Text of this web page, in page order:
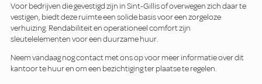
Voor bedrijven die gevestigd zijn in Sint-Gillis of overwegen zich daar te
vestigen, biedt deze ruimte een solide basis voor een zorgeloze
verhuizing. Rendabiliteit en operationeel comfort zijn
sleutelelementen voor een duurzame huur.
Neem vandaag nog contact met ons op voor meer informatie over dit
kantoor te huur en om een bezichtiging ter plaatse te regelen.